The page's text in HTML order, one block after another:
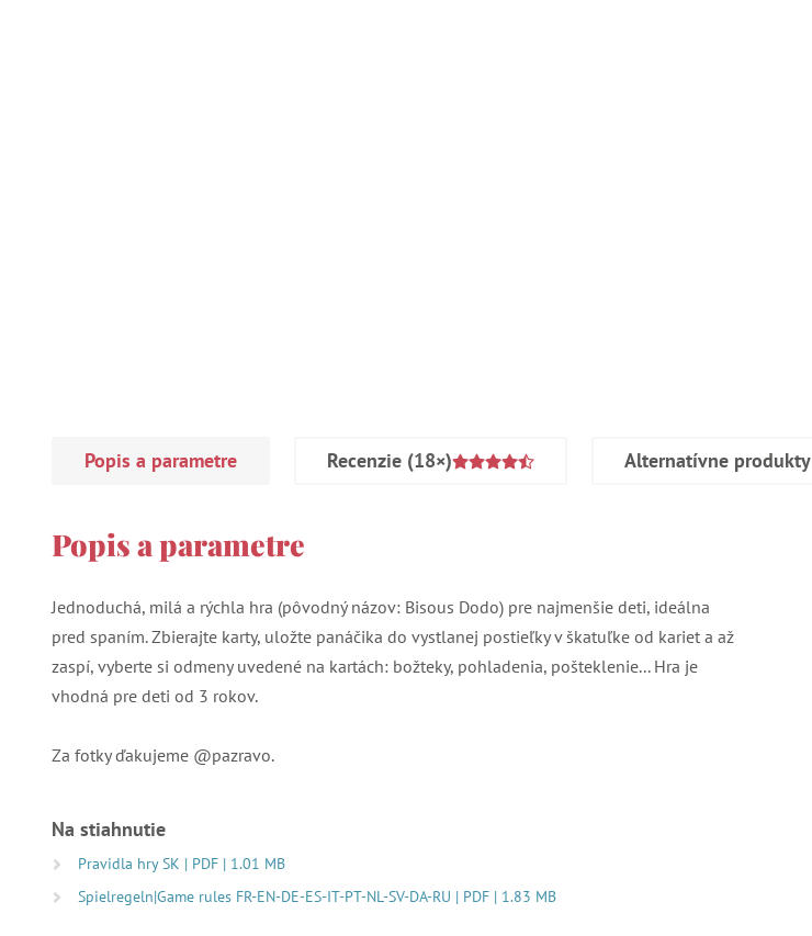
Popis a parametre Recenzie (18×) Alternatívne produkty
Popis a parametre
Jednoduchá, milá a rýchla hra (pôvodný názov: Bisous Dodo) pre najmenšie deti, ideálna
pred spaním. Zbierajte karty, uložte panáčika do vystlanej postieľky v škatuľke od kariet a až
zaspí, vyberte si odmeny uvedené na kartách: božteky, pohladenia, pošteklenie... Hra je
vhodná pre deti od 3 rokov.
Za fotky ďakujeme @pazravo.
Na stiahnutie
Pravidla hry SK | PDF | 1.01 MB
Spielregeln|Game rules FR-EN-DE-ES-IT-PT-NL-SV-DA-RU | PDF | 1.83 MB